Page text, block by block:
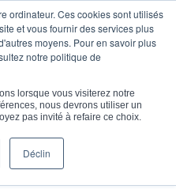
ordinateur. Ces cookies sont utilisés
et vous fournir des services plus
moyens. Pour en savoir plus
notre politique de
lorsque vous visiterez notre
nous devrons utiliser un
pas invité à refaire ce choix.
Déclin